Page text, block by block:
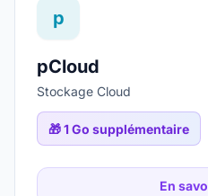
p
pCloud
Stockage Cloud
🎁1 Go supplémentaire
En